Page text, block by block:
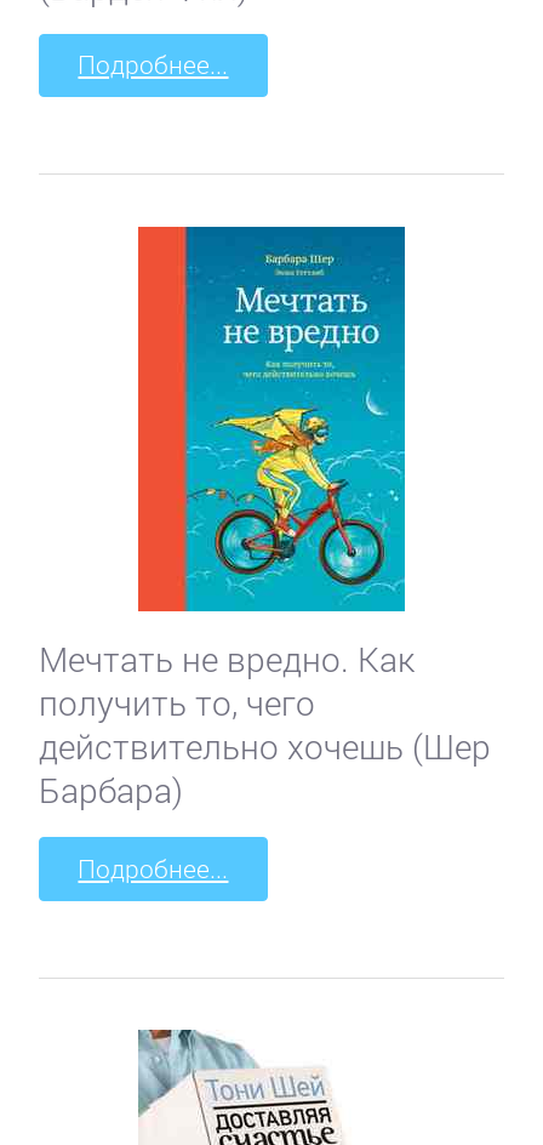
Подробнее...
Мечтать не вредно. Как
получить то, чего
действительно хочешь (Шер
Барбара)
Подробнее...